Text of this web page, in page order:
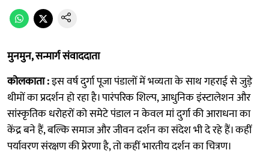
मुनमुन, सन्मार्ग संवाददाता
कोलकाता :इस वर्ष दुर्गा पूजा पंडालों में भव्यता के साथ गहराई से जुड़े
थीमों का प्रदर्शन हो रहा है। पारंपरिक शिल्प, आधुनिक इंस्टालेशन और
सांस्कृतिक धरोहरों को समेटे पंडाल न केवल मां दुर्गा की आराधना का
केंद्र बने हैं, बल्कि समाज और जीवन दर्शन का संदेश भी दे रहे हैं। कहीं
पर्यावरण संरक्षण की प्रेरणा है, तो कहीं भारतीय दर्शन का चित्रण।